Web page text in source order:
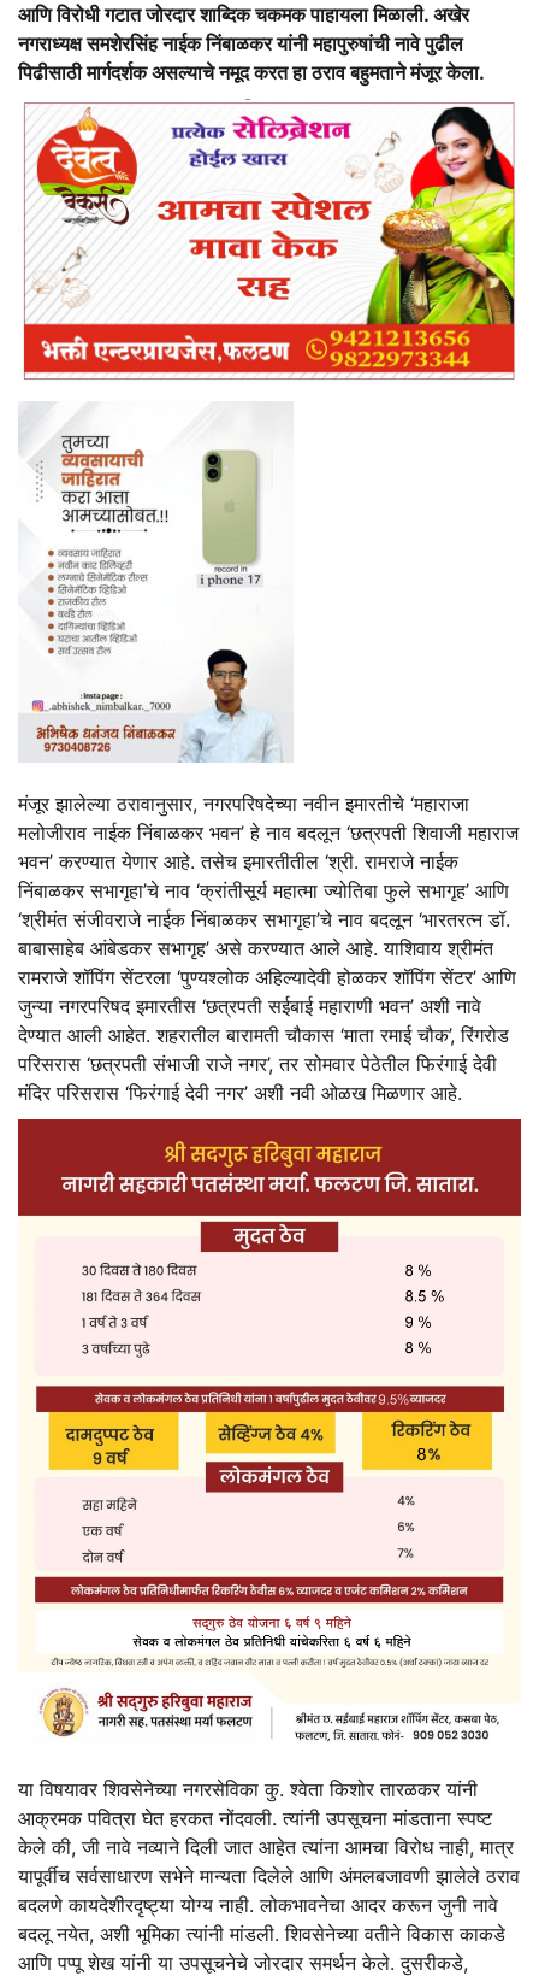
आणि विरोधी गटात जोरदार शाब्दिक चकमक पाहायला मिळाली. अखेर
नगराध्यक्ष समशेरसिंह नाईक निंबाळकर यांनी महापुरुषांची नावे पुढील
पिढीसाठी मार्गदर्शक असल्याचे नमूद करत हा ठराव बहुमताने मंजूर केला.
मंजूर झालेल्या ठरावानुसार, नगरपरिषदेच्या नवीन इमारतीचे ‘महाराजा
मलोजीराव नाईक निंबाळकर भवन’ हे नाव बदलून ‘छत्रपती शिवाजी महाराज
भवन’ करण्यात येणार आहे. तसेच इमारतीतील ‘श्री. रामराजे नाईक
निंबाळकर सभागृहा’चे नाव ‘क्रांतीसूर्य महात्मा ज्योतिबा फुले सभागृह’ आणि
‘श्रीमंत संजीवराजे नाईक निंबाळकर सभागृहा’चे नाव बदलून ‘भारतरत्न डॉ.
बाबासाहेब आंबेडकर सभागृह’ असे करण्यात आले आहे. याशिवाय श्रीमंत
रामराजे शॉपिंग सेंटरला ‘पुण्यश्लोक अहिल्यादेवी होळकर शॉपिंग सेंटर’ आणि
जुन्या नगरपरिषद इमारतीस ‘छत्रपती सईबाई महाराणी भवन’ अशी नावे
देण्यात आली आहेत. शहरातील बारामती चौकास ‘माता रमाई चौक’, रिंगरोड
परिसरास ‘छत्रपती संभाजी राजे नगर’, तर सोमवार पेठेतील फिरंगाई देवी
मंदिर परिसरास ‘फिरंगाई देवी नगर’ अशी नवी ओळख मिळणार आहे.
या विषयावर शिवसेनेच्या नगरसेविका कु. श्वेता किशोर तारळकर यांनी
आक्रमक पवित्रा घेत हरकत नोंदवली. त्यांनी उपसूचना मांडताना स्पष्ट
केले की, जी नावे नव्याने दिली जात आहेत त्यांना आमचा विरोध नाही, मात्र
यापूर्वीच सर्वसाधारण सभेने मान्यता दिलेले आणि अंमलबजावणी झालेले ठराव
बदलणे कायदेशीरदृष्ट्या योग्य नाही. लोकभावनेचा आदर करून जुनी नावे
बदलू नयेत, अशी भूमिका त्यांनी मांडली. शिवसेनेच्या वतीने विकास काकडे
आणि पप्पू शेख यांनी या उपसूचनेचे जोरदार समर्थन केले. दुसरीकडे,